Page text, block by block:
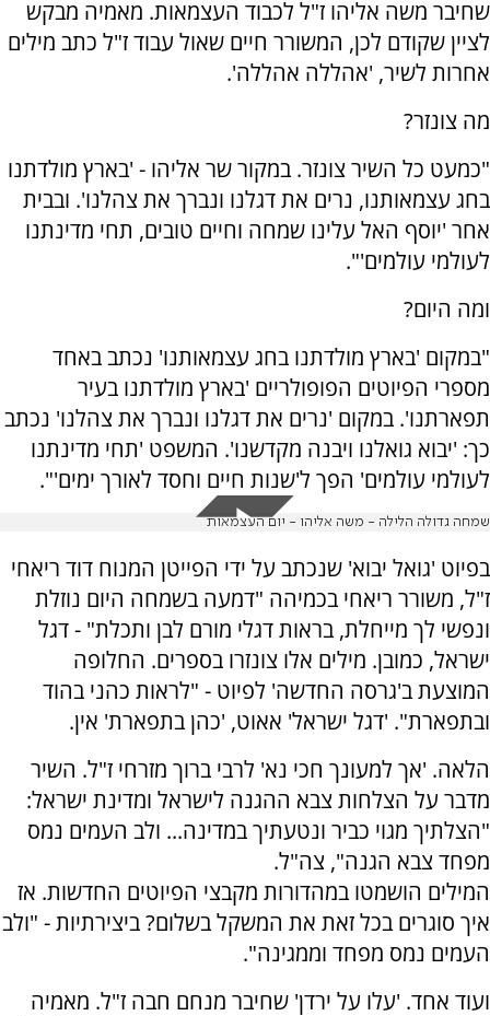
שחיבר משה אליהו ז"ל לכבוד העצמאות. מאמיה מבקש
לציין שקודם לכן, המשורר חיים שאול עבוד ז"ל כתב מילים
אחרות לשיר, 'אהללה אהללה'.
מה צונזר?
"כמעט כל השיר צונזר. במקור שר אליהו - 'בארץ מולדתנו
בחג עצמאותנו, נרים את דגלנו ונברך את צהלנו'. ובבית
אחר 'יוסף האל עלינו שמחה וחיים טובים, תחי מדינתנו
לעולמי עולמים'".
ומה היום?
"במקום 'בארץ מולדתנו בחג עצמאותנו' נכתב באחד
מספרי הפיוטים הפופולריים 'בארץ מולדתנו בעיר
תפארתנו'. במקום 'נרים את דגלנו ונברך את צהלנו' נכתב
כך: 'יבוא גואלנו ויבנה מקדשנו'. המשפט 'תחי מדינתנו
לעולמי עולמים' הפך ל'שנות חיים וחסד לאורך ימים'".
שמחה גדולה הלילה - משה אליהו - יום העצמאות
בפיוט 'גואל יבוא' שנכתב על ידי הפייטן המנוח דוד ריאחי
ז"ל, משורר ריאחי בכמיהה "דמעה בשמחה היום נוזלת
ונפשי לך מייחלת, בראות דגלי מורם לבן ותכלת" - דגל
ישראל, כמובן. מילים אלו צונזרו בספרים. החלופה
המוצעת ב'גרסה החדשה' לפיוט - "לראות כהני בהוד
ובתפארת". 'דגל ישראל' אאוט, 'כהן בתפארת' אין.
הלאה. 'אך למעונך חכי נא' לרבי ברוך מזרחי ז"ל. השיר
מדבר על הצלחות צבא ההגנה לישראל ומדינת ישראל:
"הצלתיך מגוי כביר ונטעתיך במדינה... ולב העמים נמס
מפחד צבא הגנה", צה"ל.
המילים הושמטו במהדורות מקבצי הפיוטים החדשות. אז
איך סוגרים בכל זאת את המשקל בשלום? ביצירתיות - "ולב
העמים נמס מפחד וממגינה".
ועוד אחד. 'עלו על ירדן' שחיבר מנחם חבה ז"ל. מאמיה